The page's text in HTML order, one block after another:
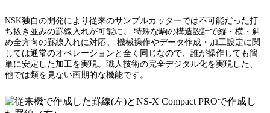
NSK独自の開発により従来のサンプルカッターでは不可能だった打
ち抜き並みの罫線入れが可能に。 特殊な駒の構造設計で縦・横・斜
め全方向の罫線入れに対応。 機械操作やデータ作成・加工設定に関
しては通常のオペレーションと全く同じなので、誰が操作しても簡
単に安定した加工を実現。職人技術の完全デジタル化を実現した、
他では類を見ない画期的な機能です。